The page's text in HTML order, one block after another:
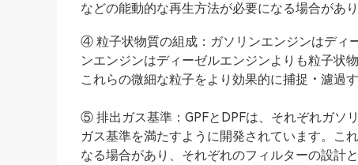
などの能動的な再生方法が必要になる場合があり
④ 粒子状物質の組成：ガソリンエンジンはディ
ンエンジンはディーゼルエンジンよりも粒子状
これらの微細な粒子をより効果的に捕捉・濾過
⑤ 排出ガス基準：GPFとDPFは、それぞれガソ
ガス基準を満たすように開発されています。こ
なる場合があり、それぞれのフィルターの設計